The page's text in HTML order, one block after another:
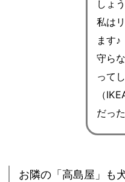
しょ
私は
ます♪
守ら
って
（
だっ
お隣の「高島屋」も